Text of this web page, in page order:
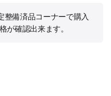
整備済品コーナーで購入
が確認出来ます。